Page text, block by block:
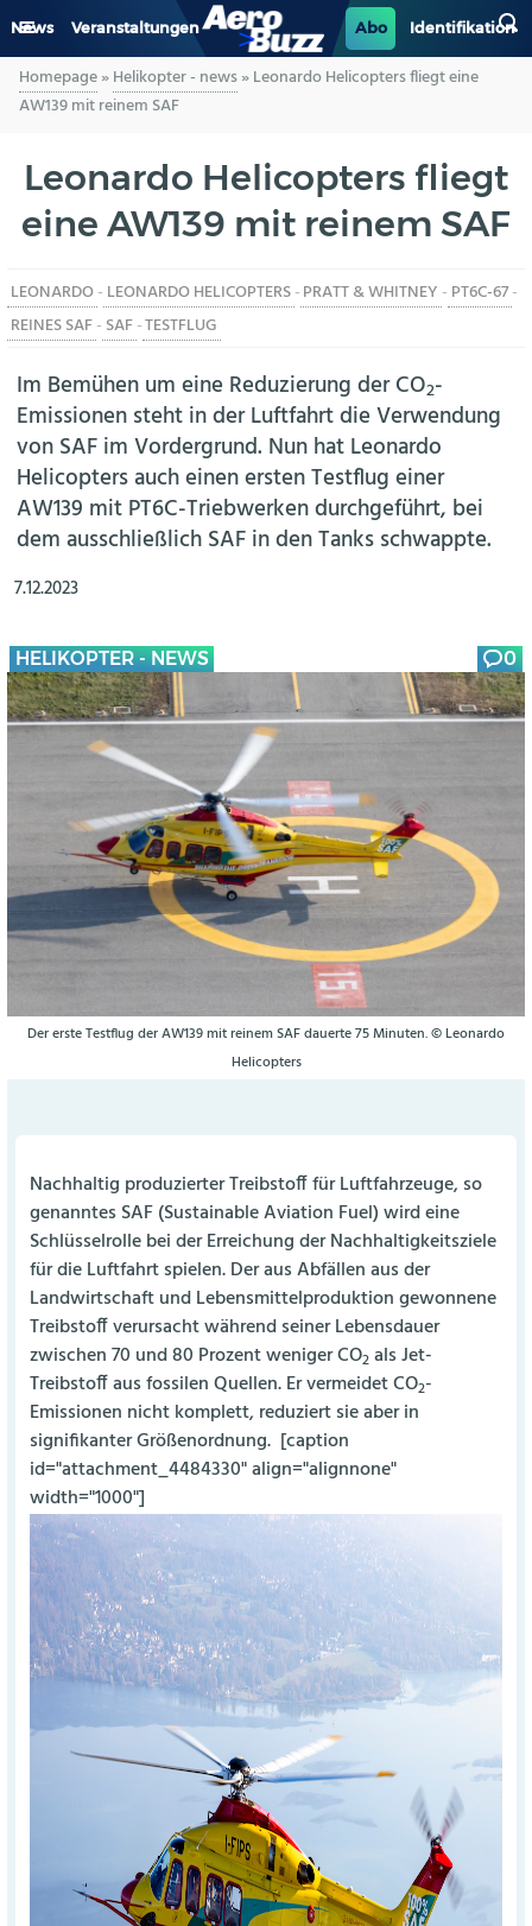
News Veranstaltungen Abo Identifikation
GENERAL AVIATION
LUFTVERKEHR
INDUSTRIE
HELIKOPTER
Homepage»Helikopter - news»Leonardo Helicopters fliegt eine
AW139 mit reinem SAF
Leonardo Helicopters fliegt
eine AW139 mit reinem SAF
LEONARDO- LEONARDO HELICOPTERS-PRATT & WHITNEY - PT6C-67-
REINES SAF- SAF-TESTFLUG
Im Bemühen um eine Reduzierung der CO2-
Emissionen steht in der Luftfahrt die Verwendung
von SAF im Vordergrund. Nun hat Leonardo
Helicopters auch einen ersten Testflug einer
AW139 mit PT6C-Triebwerken durchgeführt, bei
dem ausschließlich SAF in den Tanks schwappte.
7.12.2023
HELIKOPTER - NEWS 0
Der erste Testflug der AW139 mit reinem SAF dauerte 75 Minuten. © Leonardo
Helicopters
Nachhaltig produzierter Treibstoff für Luftfahrzeuge, so
genanntes SAF (Sustainable Aviation Fuel) wird eine
Schlüsselrolle bei der Erreichung der Nachhaltigkeitsziele
für die Luftfahrt spielen. Der aus Abfällen aus der
Landwirtschaft und Lebensmittelproduktion gewonnene
Treibstoff verursacht während seiner Lebensdauer
zwischen 70 und 80 Prozent weniger CO2 als Jet-
Treibstoff aus fossilen Quellen. Er vermeidet CO2-
Emissionen nicht komplett, reduziert sie aber in
signifikanter Größenordnung. [caption
id="attachment_4484330" align="alignnone"
width="1000"]